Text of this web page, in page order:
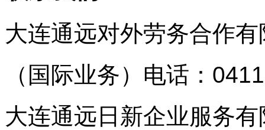
大连通远对外劳务合作有
（国际业务） 电话：
大连通远日新企业服务有